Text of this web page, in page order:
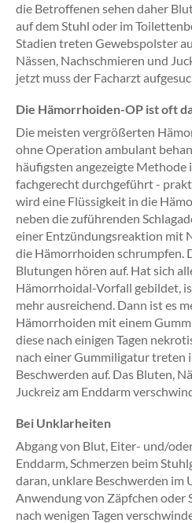
die Betroffenen sehen daher
auf dem Stuhl oder im
Stadien treten Gewebspolster
Nässen, Nachschmieren und
jetzt muss der Facharzt
Die Hämorrhoiden-OP ist oft
Die meisten vergrößerten
ohne Operation ambulant
häufigsten angezeigte Methode
fachgerecht durchgeführt -
wird eine Flüssigkeit in die
neben die zuführenden
einer Entzündungsreaktion mit
die Hämorrhoiden schrumpfen.
Blutungen hören auf. Hat sich
Hämorrhoidal-Vorfall gebildet,
mehr ausreichend. Dann ist es
Hämorrhoiden mit einem
diese nach einigen Tagen
nach einer Gummiligatur treten
Beschwerden auf. Das Bluten,
Juckreiz am Enddarm
Bei Unklarheiten
Abgang von Blut, Eiter- und/
Enddarm, Schmerzen beim
daran, unklare Beschwerden im
Anwendung von Zäpfchen oder
nach wenigen Tagen